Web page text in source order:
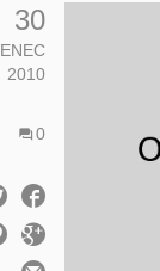
30
2010
0